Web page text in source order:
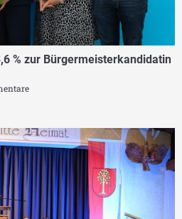
% zur Bürgermeisterkandidatin